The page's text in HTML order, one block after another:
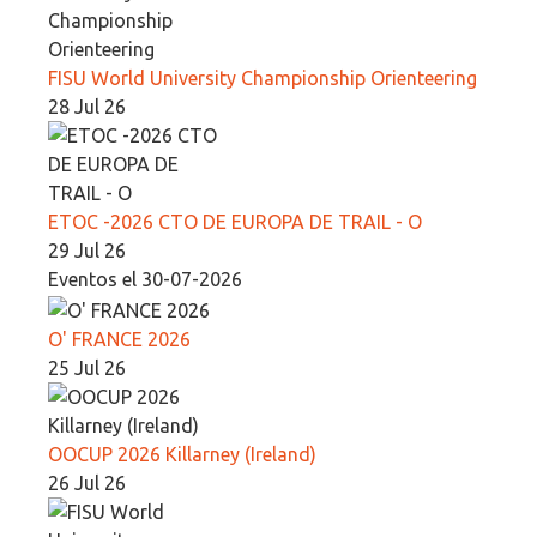
FISU World University Championship Orienteering
28 Jul 26
ETOC -2026 CTO DE EUROPA DE TRAIL - O
29 Jul 26
Eventos el 30-07-2026
O' FRANCE 2026
25 Jul 26
OOCUP 2026 Killarney (Ireland)
26 Jul 26